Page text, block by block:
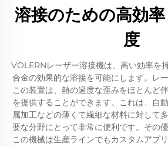
溶接のための高効
度
VOLERNレーザー溶接機は、高い効率を
合金の効果的な溶接を可能にします。レ
この装置は、熱の過度な歪みをほとんど
を提供することができます。これは、自
属加工などの薄くて繊細な材料に対して
要な分野にとって非常に便利です。その
この機械は生産ラインでもカスタムアプ